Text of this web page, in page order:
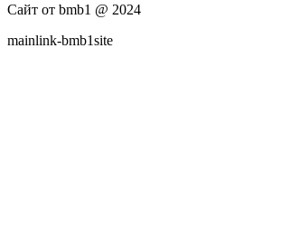
Сайт от bmb1 @ 2024
mainlink-bmb1site